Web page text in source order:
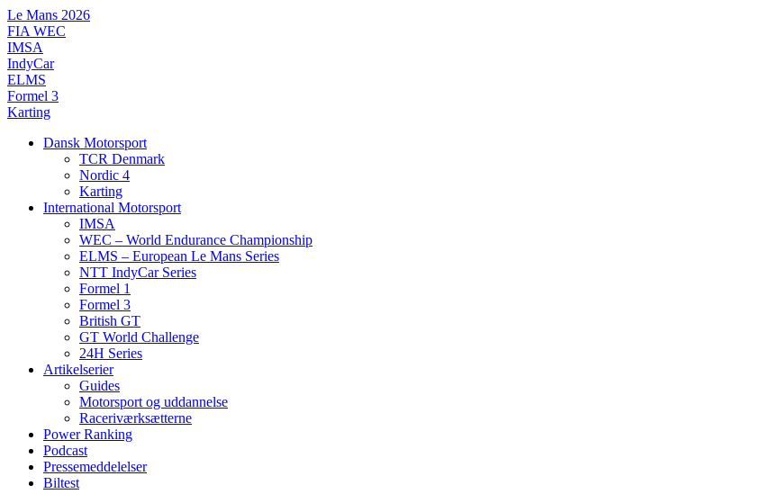
Videre
til
indhold
Le Mans 2026
FIA WEC
IMSA
IndyCar
ELMS
Formel 3
Karting
Dansk Motorsport
TCR Denmark
Nordic 4
Karting
International Motorsport
IMSA
WEC – World Endurance Championship
ELMS – European Le Mans Series
NTT IndyCar Series
Formel 1
Formel 3
British GT
GT World Challenge
24H Series
Artikelserier
Guides
Motorsport og uddannelse
Raceriværksætterne
Power Ranking
Podcast
Pressemeddelelser
Biltest